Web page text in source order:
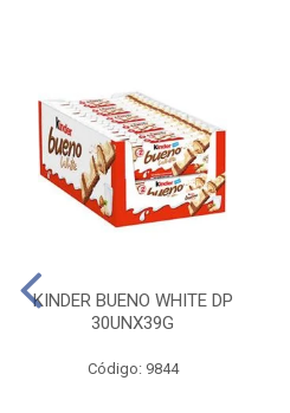
KINDER BUENO WHITE DP
30UNX39G
Código: 9844